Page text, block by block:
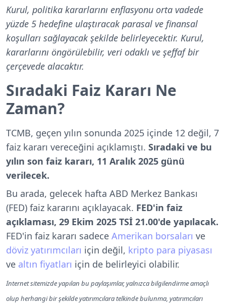
Kurul, politika kararlarını enflasyonu orta vadede
yüzde 5 hedefine ulaştıracak parasal ve finansal
koşulları sağlayacak şekilde belirleyecektir. Kurul,
kararlarını öngörülebilir, veri odaklı ve şeffaf bir
çerçevede alacaktır.
Sıradaki Faiz Kararı Ne
Zaman?
TCMB, geçen yılın sonunda 2025 içinde 12 değil, 7
faiz kararı vereceğini açıklamıştı. Sıradaki ve bu
yılın son faiz kararı, 11 Aralık 2025 günü
verilecek.
Bu arada, gelecek hafta ABD Merkez Bankası
(FED) faiz kararını açıklayacak. FED'in faiz
açıklaması, 29 Ekim 2025 TSİ 21.00'de yapılacak.
FED'in faiz kararı sadece Amerikan borsaları ve
döviz yatırımcıları için değil, kripto para piyasası
ve altın fiyatları için de belirleyici olabilir.
İnternet sitemizde yapılan bu paylaşımlar, yalnızca bilgilendirme amaçlı
olup herhangi bir şekilde yatırımcılara telkinde bulunma, yatırımcıları